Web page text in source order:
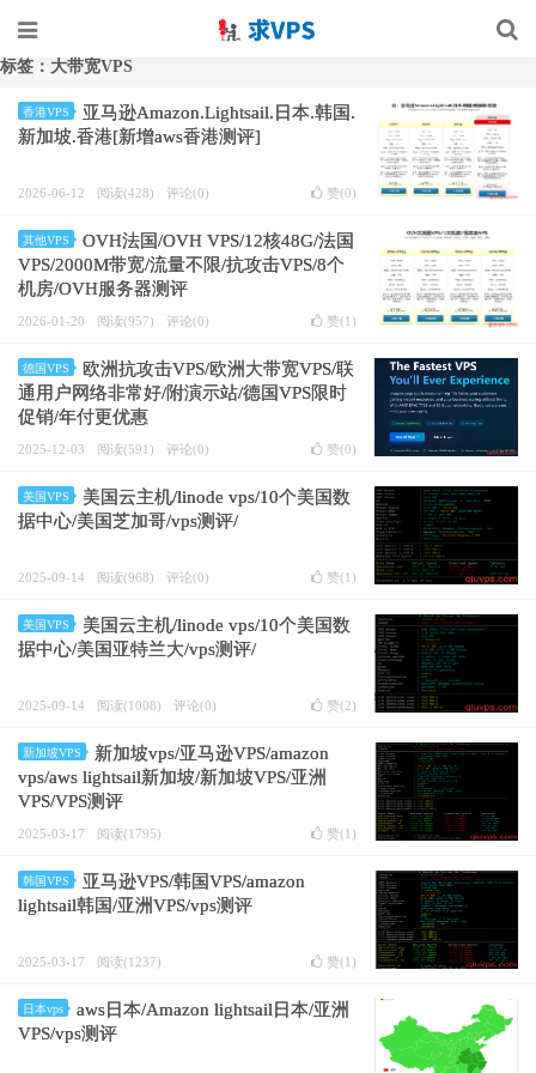
标签：大带宽VPS
香港VPS
亚马逊Amazon.Lightsail.日本.韩国.
新加坡.香港[新增aws香港测评]
2026-06-12 阅读(428) 评论(0) 赞(0)
其他VPS
OVH法国/OVH VPS/12核48G/法国
VPS/2000M带宽/流量不限/抗攻击VPS/8个
机房/OVH服务器测评
2026-01-20 阅读(957) 评论(0) 赞(1 )
德国VPS
欧洲抗攻击VPS/欧洲大带宽VPS/联
通用户网络非常好/附演示站/德国VPS限时
促销/年付更优惠
2025-12-03 阅读(591) 评论(0) 赞(0)
美国VPS
美国云主机/linode vps/10个美国数
据中心/美国芝加哥/vps测评/
2025-09-14 阅读(968) 评论(0) 赞(1 )
美国VPS
美国云主机/linode vps/10个美国数
据中心/美国亚特兰大/vps测评/
2025-09-14 阅读(1008) 评论(0) 赞(2)
新加坡VPS
新加坡vps/亚马逊VPS/amazon
vps/aws lightsail新加坡/新加坡VPS/亚洲
VPS/VPS测评
2025-03-17 阅读(1795) 赞(1 )
韩国VPS
亚马逊VPS/韩国VPS/amazon
lightsail韩国/亚洲VPS/vps测评
2025-03-17 阅读(1237) 赞(1 )
日本vps
aws日本/Amazon lightsail日本/亚洲
VPS/vps测评